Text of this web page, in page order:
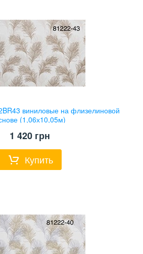
виниловые на флизелиновой
(1,06х10,05м)
1 420 грн
Купить